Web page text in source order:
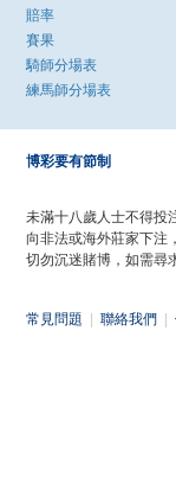
賠率
賽果
騎師分場表
練馬師分場表
博彩要有節制
未滿十八歲人士不得投
向非法或海外莊家下注
切勿沉迷賭博，如需尋
常見問題 聯絡我們